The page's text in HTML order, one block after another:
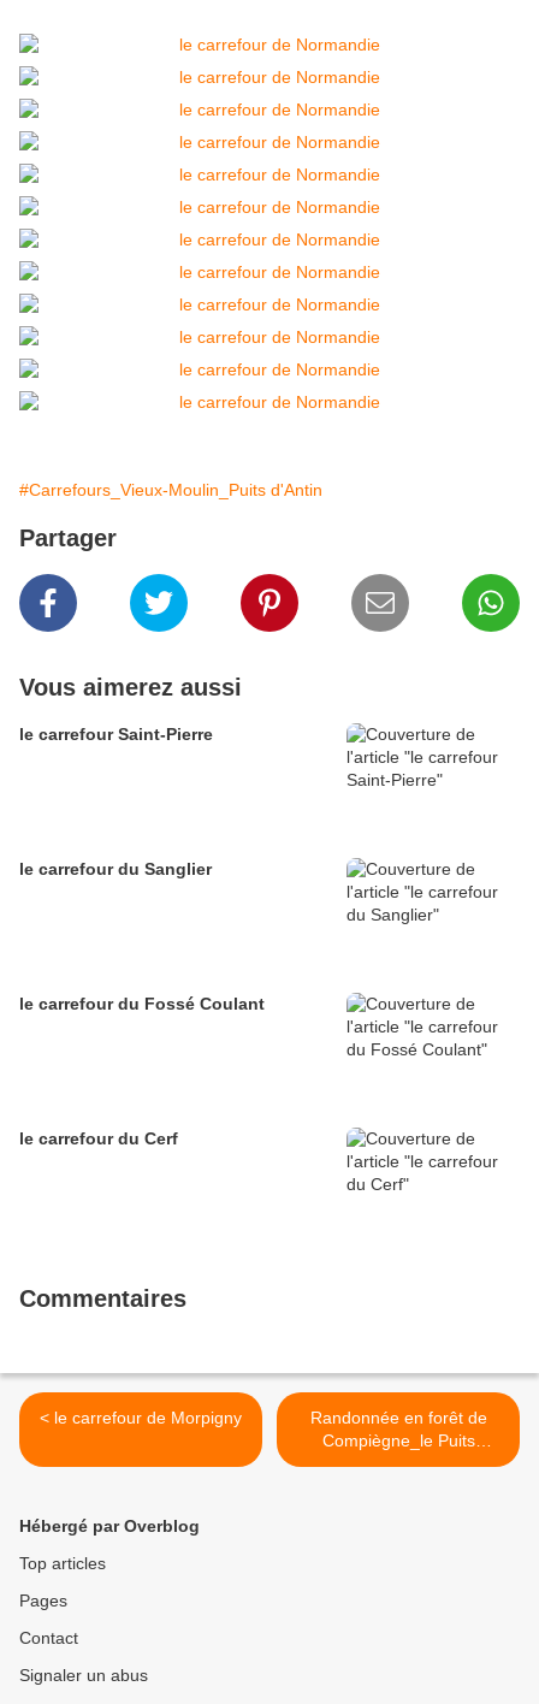
#Carrefours_Vieux-Moulin_Puits d'Antin
Partager
Vous aimerez aussi
le carrefour Saint-Pierre
le carrefour du Sanglier
le carrefour du Fossé Coulant
le carrefour du Cerf
Commentaires
< le carrefour de Morpigny
Randonnée en forêt de
Compiègne_le Puits
d'Antin_les Mares St-
Hébergé par Overblog
Top articles
Pages
Contact
Signaler un abus